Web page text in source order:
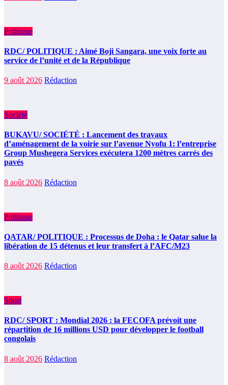
Politique
RDC/ POLITIQUE : Aimé Boji Sangara, une voix forte au
service de l’unité et de la République
9 août 2026 Rédaction
Société
BUKAVU/ SOCIÉTÉ : Lancement des travaux
d’aménagement de la voirie sur l’avenue Nyofu 1: l’entreprise
Group Mushegera Services exécutera 1200 mètres carrés des
pavés
8 août 2026 Rédaction
Politique
QATAR/ POLITIQUE : Processus de Doha : le Qatar salue la
libération de 15 détenus et leur transfert à l’AFC/M23
8 août 2026 Rédaction
Sport
RDC/ SPORT : Mondial 2026 : la FECOFA prévoit une
répartition de 16 millions USD pour développer le football
congolais
8 août 2026 Rédaction